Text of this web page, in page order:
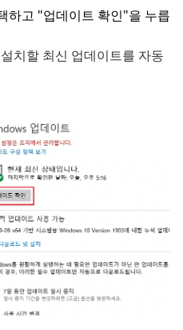
하고 "업데이트 확인"을 누릅
치할 최신 업데이트를 자동